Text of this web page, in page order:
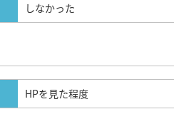
しなかった
HPを見た程度